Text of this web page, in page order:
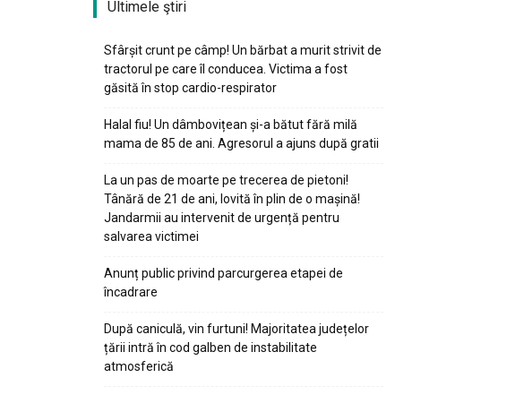
Ultimele ştiri
Sfârșit crunt pe câmp! Un bărbat a murit strivit de
tractorul pe care îl conducea. Victima a fost
găsită în stop cardio-respirator
Halal fiu! Un dâmbovițean și-a bătut fără milă
mama de 85 de ani. Agresorul a ajuns după gratii
La un pas de moarte pe trecerea de pietoni!
Tânără de 21 de ani, lovită în plin de o mașină!
Jandarmii au intervenit de urgență pentru
salvarea victimei
Anunț public privind parcurgerea etapei de
încadrare
După caniculă, vin furtuni! Majoritatea județelor
țării intră în cod galben de instabilitate
atmosferică